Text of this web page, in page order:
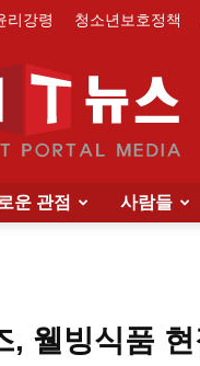
리강령 청소년보호정책
운 관점 사람들
, 웰빙식품